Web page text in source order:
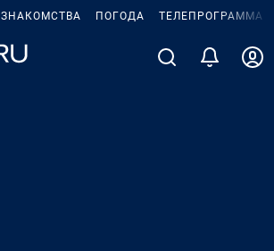
ЗНАКОМСТВА ПОГОДА ТЕЛЕПРОГРАММА